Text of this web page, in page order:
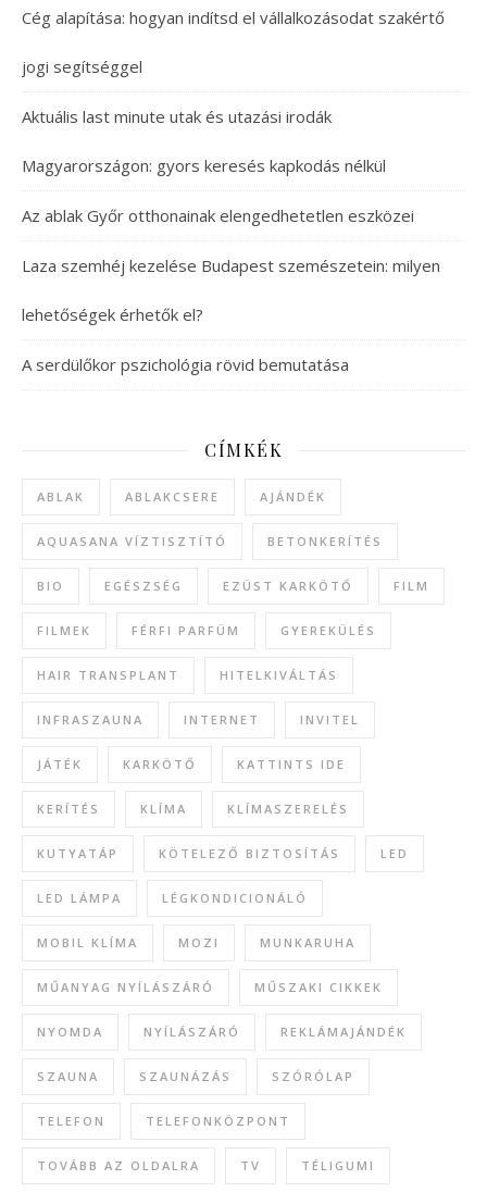
Cég alapítása: hogyan indítsd el vállalkozásodat szakértő
jogi segítséggel
Aktuális last minute utak és utazási irodák
Magyarországon: gyors keresés kapkodás nélkül
Az ablak Győr otthonainak elengedhetetlen eszközei
Laza szemhéj kezelése Budapest szemészetein: milyen
lehetőségek érhetők el?
A serdülőkor pszichológia rövid bemutatása
CÍMKÉK
ABLAK ABLAKCSERE AJÁNDÉK
AQUASANA VÍZTISZTÍTÓ BETONKERÍTÉS
BIO EGÉSZSÉG EZÜST KARKÖTŐ FILM
FILMEK FÉRFI PARFÜM GYEREKÜLÉS
HAIR TRANSPLANT HITELKIVÁLTÁS
INFRASZAUNA INTERNET INVITEL
JÁTÉK KARKÖTŐ KATTINTS IDE
KERÍTÉS KLÍMA KLÍMASZERELÉS
KUTYATÁP KÖTELEZŐ BIZTOSÍTÁS LED
LED LÁMPA LÉGKONDICIONÁLÓ
MOBIL KLÍMA MOZI MUNKARUHA
MŰANYAG NYÍLÁSZÁRÓ MŰSZAKI CIKKEK
NYOMDA NYÍLÁSZÁRÓ REKLÁMAJÁNDÉK
SZAUNA SZAUNÁZÁS SZÓRÓLAP
TELEFON TELEFONKÖZPONT
TOVÁBB AZ OLDALRA TV TÉLIGUMI